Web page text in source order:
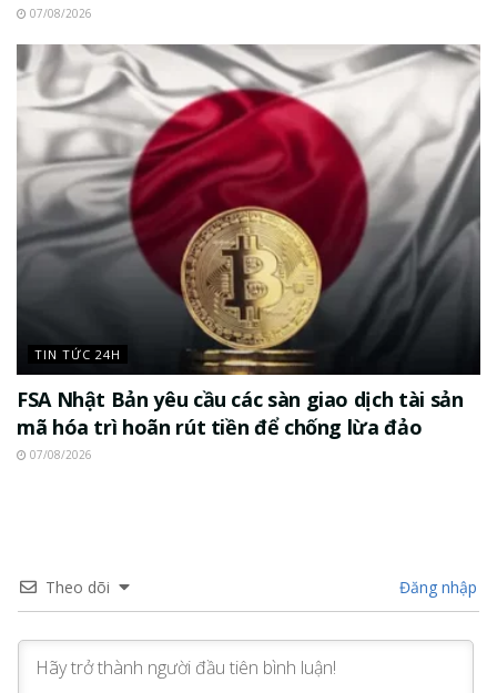
07/08/2026
TIN TỨC 24H
FSA Nhật Bản yêu cầu các sàn giao dịch tài sản
mã hóa trì hoãn rút tiền để chống lừa đảo
07/08/2026
Theo dõi Đăng nhập